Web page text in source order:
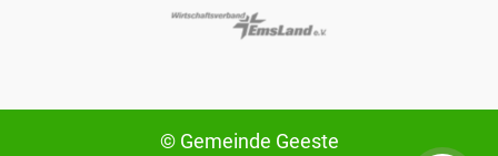
© Gemeinde Geeste